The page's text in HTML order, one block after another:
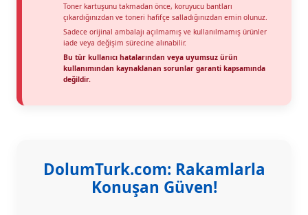
Toner kartuşunu takmadan önce, koruyucu bantları
çıkardığınızdan ve toneri hafifçe salladığınızdan emin olunuz.
Sadece orijinal ambalajı açılmamış ve kullanılmamış ürünler
iade veya değişim sürecine alınabilir.
Bu tür kullanıcı hatalarından veya uyumsuz ürün
kullanımından kaynaklanan sorunlar garanti kapsamında
değildir.
DolumTurk.com: Rakamlarla
Konuşan Güven!